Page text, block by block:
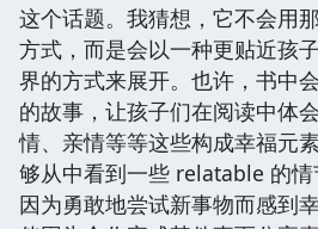
这个话题。我猜想，它不会用
方式，而是会以一种更贴近孩
界的方式来展开。也许，书中
的故事，让孩子们在阅读中体
情、亲情等等这些构成幸福元
够从中看到一些 relatable 的
因为勇敢地尝试新事物而感到